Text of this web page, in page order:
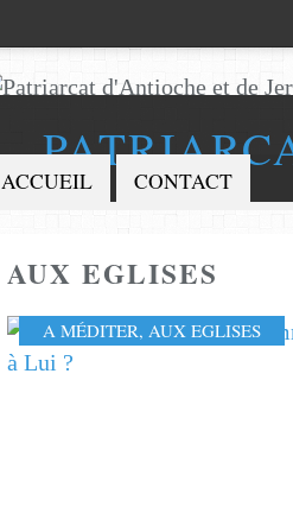
ACCUEIL CONTACT
AUX EGLISES
A MÉDITER, AUX EGLISES